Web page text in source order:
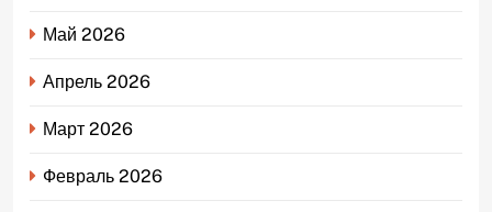
Май 2026
Апрель 2026
Март 2026
Февраль 2026